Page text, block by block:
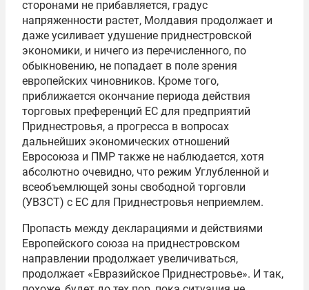
сторонами не прибавляется, градус
напряженности растет, Молдавия продолжает и
даже усиливает удушение приднестровской
экономики, и ничего из перечисленного, по
обыкновению, не попадает в поле зрения
европейских чиновников. Кроме того,
приближается окончание периода действия
торговых преференций ЕС для предприятий
Приднестровья, а прогресса в вопросах
дальнейших экономических отношений
Евросоюза и ПМР также не наблюдается, хотя
абсолютно очевидно, что режим Углубленной и
всеобъемлющей зоны свободной торговли
(УВЗСТ) с ЕС для Приднестровья неприемлем.
Пропасть между декларациями и действиями
Европейского союза на приднестровском
направлении продолжает увеличиваться,
продолжает «Евразийское Приднестровье». И так,